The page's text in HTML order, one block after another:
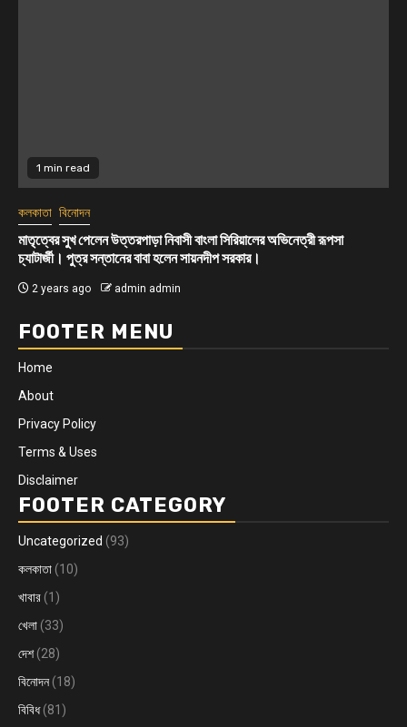
1 min read
কলকাতা
সোনার দোকান উদ্বোধনে আকর্ষণীয় অফার,ধামাকা অফার
2 years ago
FOOTER MENU
Home
About
Privacy Policy
Terms & Uses
Disclaimer
FOOTER CATEGORY
Uncategorized (93)
কলকাতা (10)
খাবার (1)
খেলা (33)
দেশ(28)
বিনোদন(18)
বিবিধ(81)